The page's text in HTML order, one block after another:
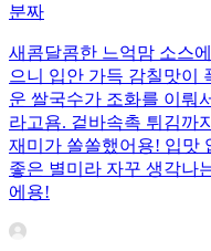
분짜
새콤달콤한 느억맘 소스
으니 입안 가득 감칠맛이
운 쌀국수가 조화를 이뤄
라고욤. 겉바속촉 튀김까
재미가 쏠쏠했어용! 입맛
좋은 별미라 자꾸 생각나
에용!